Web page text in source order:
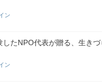
ン
したNPO代表が贈る、⽣き
ン